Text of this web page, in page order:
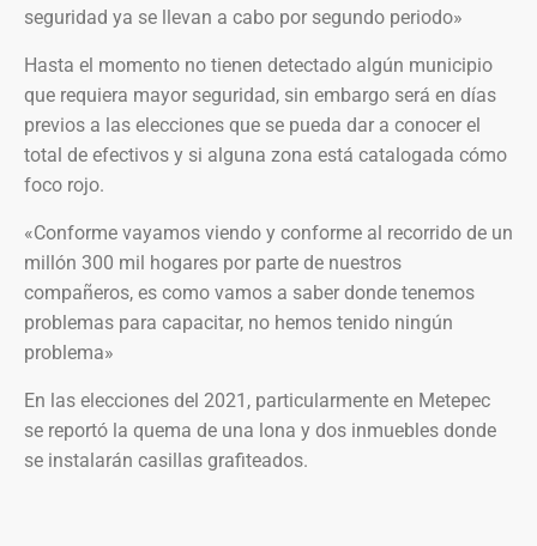
seguridad ya se llevan a cabo por segundo periodo»
Hasta el momento no tienen detectado algún municipio
que requiera mayor seguridad, sin embargo será en días
previos a las elecciones que se pueda dar a conocer el
total de efectivos y si alguna zona está catalogada cómo
foco rojo.
«Conforme vayamos viendo y conforme al recorrido de un
millón 300 mil hogares por parte de nuestros
compañeros, es como vamos a saber donde tenemos
problemas para capacitar, no hemos tenido ningún
problema»
En las elecciones del 2021, particularmente en Metepec
se reportó la quema de una lona y dos inmuebles donde
se instalarán casillas grafiteados.